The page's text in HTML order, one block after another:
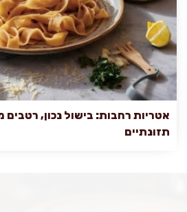
אטריות רחבות: בישול נכון, רטבים
תזונתיים